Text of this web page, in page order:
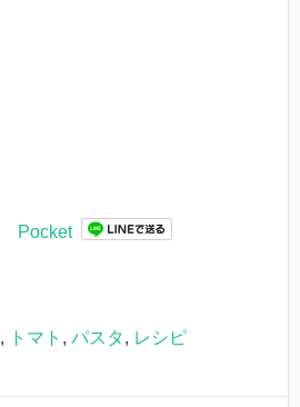
Pocket
, トマト , パスタ, レシピ